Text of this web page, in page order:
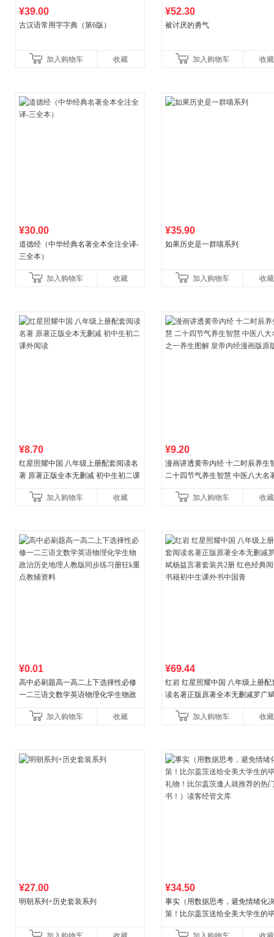
¥39.00
古汉语常用字字典（第6版）
加入购物车 收藏
¥52.30
被讨厌的勇气
加入购物车 收藏
¥30.00
道德经（中华经典名著全本全注全译-
三全本）
加入购物车 收藏
¥35.90
如果历史是一群喵系列
加入购物车 收藏
¥8.70
红星照耀中国 八年级上册配套阅读名
著 原著正版全本无删减 初中生初二课
加入购物车
收藏
¥9.20
漫画讲透黄帝内经 十二时辰养生
二十四节气养生智慧 中医八大名
加入购物车
收藏
¥0.01
高中必刷题高一高二上下选择性必修
一二三语文数学英语物理化学生物政
教辅资料加入购物车 收藏
¥69.44
红岩 红星照耀中国 八年级上册配
读名著正版原著全本无删减罗广
初中生课外书中国青
加入购物车 收藏
¥27.00
明朝系列+历史套装系列
¥34.50
事实（用数据思考，避免情绪化
策！比尔盖茨送给全美大学生的